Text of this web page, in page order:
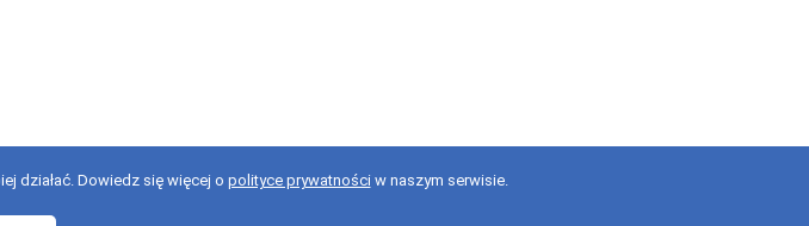
działać. Dowiedz się więcej o polityce prywatnościw naszym serwisie.